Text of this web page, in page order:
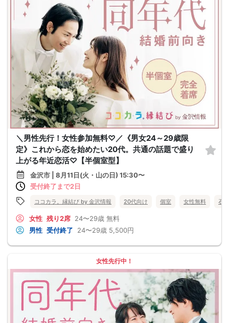
＼男性先行！女性参加無料♡／《男女24～29歳限
定》これから恋を始めたい20代。共通の話題で盛り
上がる年近恋活♡【半個室型】
金沢市 | 8月11日(火・山の日) 15:30〜
受付終了まで2日
ココカラ。縁結び by 金沢情報 20代向け 個室 女性無料 石
女性 残り2席 24〜29歳 無料
男性 受付終了 24〜29歳 5,500円
女性先行中！